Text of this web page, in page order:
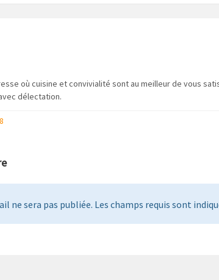
où cuisine et convivialité sont au meilleur de vous
délectation.
ne sera pas publiée. Les champs requis sont